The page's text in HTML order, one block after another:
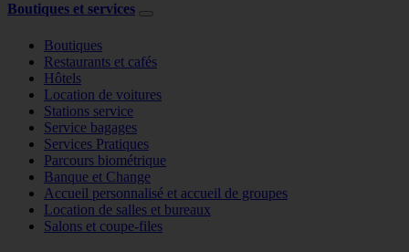
Boutiques et services
Boutiques
Restaurants et cafés
Hôtels
Location de voitures
Stations service
Service bagages
Services Pratiques
Parcours biométrique
Banque et Change
Accueil personnalisé et accueil de groupes
Location de salles et bureaux
Salons et coupe-files